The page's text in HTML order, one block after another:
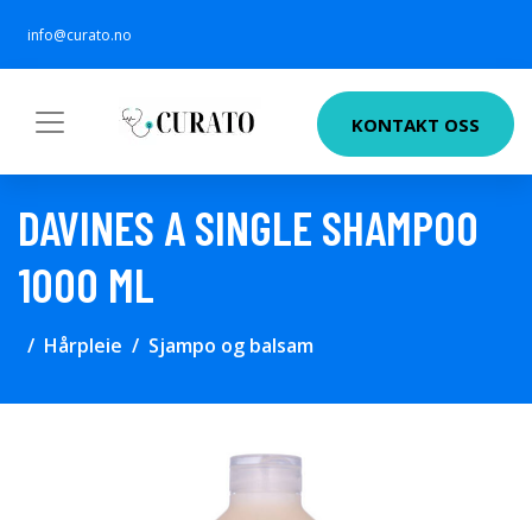
info@curato.no
KONTAKT OSS
DAVINES A SINGLE SHAMPOO
1000 ML
Hårpleie Sjampo og balsam